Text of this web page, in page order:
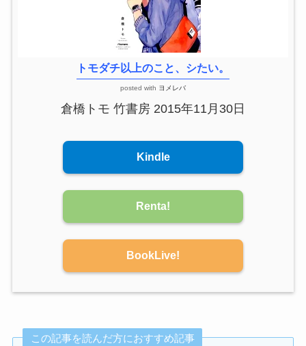
トモダチ以上のこと、シたい。
posted with ヨメレバ
倉橋トモ 竹書房 2015年11月30日
Kindle
Renta!
BookLive!
この記事を読んだ方におすすめ記事